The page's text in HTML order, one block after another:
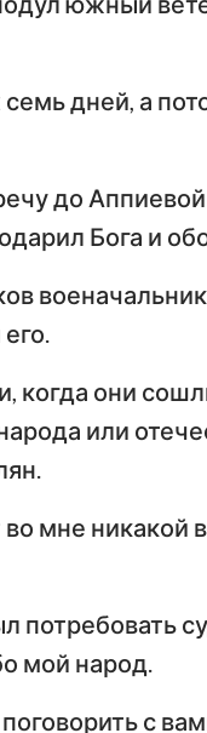
дней, а
до Аппиевой
Бога и
когда они
или
во мне никакой
потребовать
мой народ.
с